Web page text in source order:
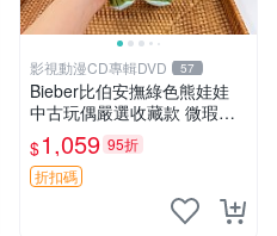
影視動漫CD專輯DVD 57
Bieber比伯安撫綠色熊娃娃
中古玩偶嚴選收藏款 微瑕輕
度使用 Bieber綠熊娃娃 中古
玩偶 微瑕
$1,059 95折
折扣碼